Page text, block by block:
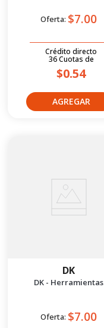
Oferta: $7.00
Crédito directo
36Cuotas de
$0.54
DK
DK - Herramientas
Oferta: $7.00